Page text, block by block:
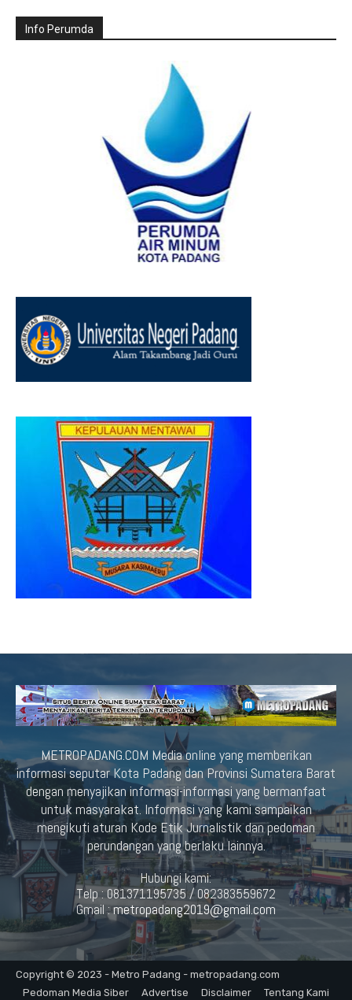
Info Perumda
METROPADANG.COM Media online yang memberikan
informasi seputar Kota Padang dan Provinsi Sumatera Barat
dengan menyajikan informasi-informasi yang bermanfaat
untuk masyarakat. Informasi yang kami sampaikan
mengikuti aturan Kode Etik Jurnalistik dan pedoman
perundangan yang berlaku lainnya.
Hubungi kami:
Telp : 081371195735 / 082383559672
Gmail :metropadang2019@gmail.com
Copyright © 2023 - Metro Padang - metropadang.com
Pedoman Media Siber
Advertise Disclaimer Tentang Kami